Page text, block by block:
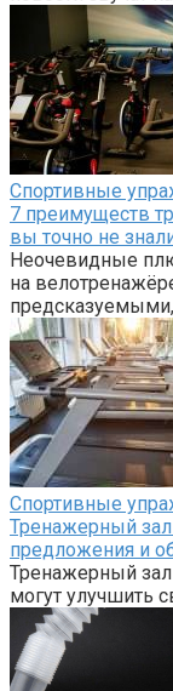
Спортивные
7 преимуществ
вы точно не
Неочевидные
на
Спортивные
Тренажерный
предложения и
Тренажерный
могут улучшить